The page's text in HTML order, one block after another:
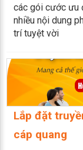
các gói cước ưu
nhiều nội dung
trí tuyệt vời
Lắp đặt
cáp quang